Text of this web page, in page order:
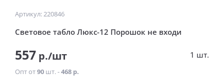
Артикул: 220846
Световое табло Люкс-12 Порошок не входи
557 р./шт 1 шт.
Опт от90 шт. -468 р.